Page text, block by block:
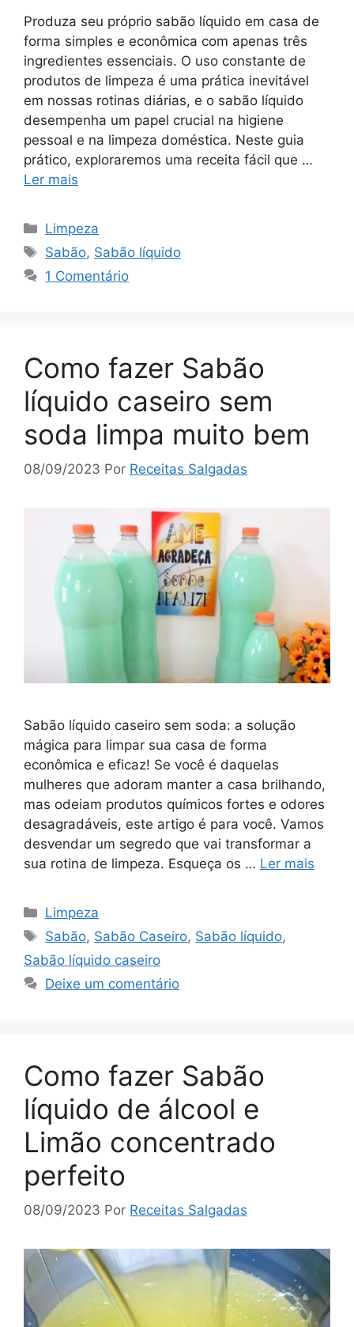
Produza seu próprio sabão líquido em casa de
forma simples e econômica com apenas três
ingredientes essenciais. O uso constante de
produtos de limpeza é uma prática inevitável
em nossas rotinas diárias, e o sabão líquido
desempenha um papel crucial na higiene
pessoal e na limpeza doméstica. Neste guia
prático, exploraremos uma receita fácil que …
Ler mais
Categorias
Limpeza
Tags
Sabão, Sabão líquido
1 Comentário
Como fazer Sabão
líquido caseiro sem
soda limpa muito bem
08/09/2023 Por Receitas Salgadas
Sabão líquido caseiro sem soda: a solução
mágica para limpar sua casa de forma
econômica e eficaz! Se você é daquelas
mulheres que adoram manter a casa brilhando,
mas odeiam produtos químicos fortes e odores
desagradáveis, este artigo é para você. Vamos
desvendar um segredo que vai transformar a
sua rotina de limpeza. Esqueça os … Ler mais
Categorias
Limpeza
Tags
Sabão, Sabão Caseiro, Sabão líquido,
Sabão líquido caseiro
Deixe um comentário
Como fazer Sabão
líquido de álcool e
Limão concentrado
perfeito
08/09/2023 Por Receitas Salgadas